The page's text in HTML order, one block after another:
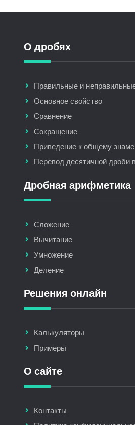
О дробях
Правильные и
Основное свойство
Сравнение
Сокращение
Приведение к общему
Перевод десятичной дроби
Дробная арифметика
Сложение
Вычитание
Умножение
Деление
Решения онлайн
Калькуляторы
Примеры
О сайте
Контакты